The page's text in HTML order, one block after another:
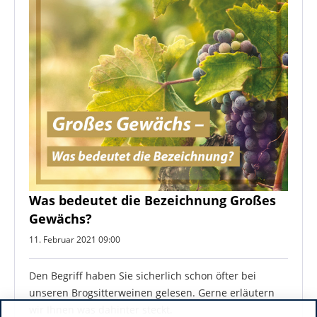
Was bedeutet die Bezeichnung Großes
Gewächs?
11. Februar 2021 09:00
Den Begriff haben Sie sicherlich schon öfter bei
unseren Brogsitterweinen gelesen. Gerne erläutern